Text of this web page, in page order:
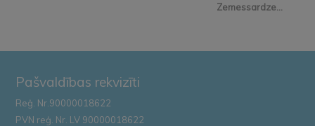
Zemessardze...
Pašvaldības rekvizīti
Reģ. Nr.90000018622
PVN reģ. Nr. LV 90000018622